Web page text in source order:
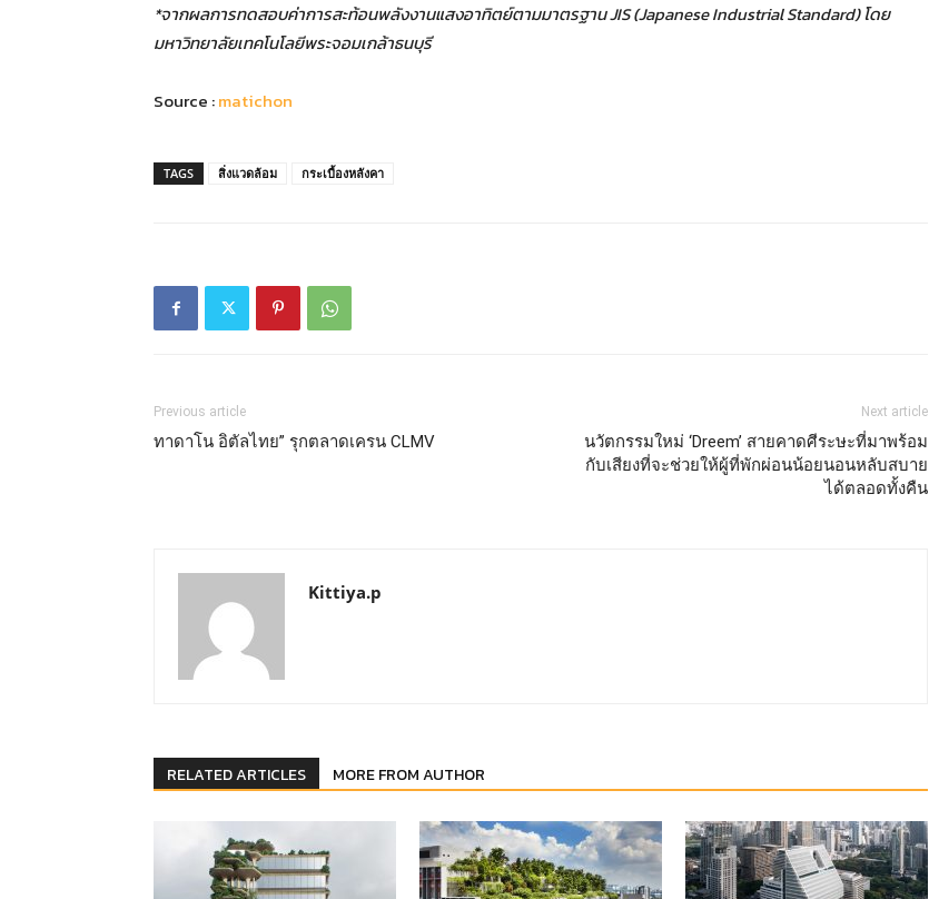
*จากผลการทดสอบค่าการสะท้อนพลังงานแสงอาทิตย์ตามมาตรฐาน JIS (Japanese Industrial Standard) โดย
มหาวิทยาลัยเทคโนโลยีพระจอมเกล้าธนบุรี
Source :matichon
TAGS สิ่งแวดล้อม กระเบื้องหลังคา
Previous article
ทาดาโน อิตัลไทย” รุกตลาดเครน CLMV
Next article
นวัตกรรมใหม่ ‘Dreem’ สายคาดศีระษะที่มาพร้อม
กับเสียงที่จะช่วยให้ผู้ที่พักผ่อนน้อยนอนหลับสบาย
ได้ตลอดทั้งคืน
Kittiya.p
RELATED ARTICLES MORE FROM AUTHOR